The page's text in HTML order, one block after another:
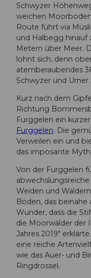
Schwyzer
weichen
Route führt via
und Halbegg hinauf
Metern über Meer.
lohnt sich, denn
atemberaubendes
Schwyzer und Urner
Kurz nach dem
Richtung
Furggelen ein
Furggelen. Die
Verweilen ein und
das imposante
Von der Furggelen
Weiden und
Böden, das beinahe
Wunder, dass die
die Moorwälder der
Jahres 2019"
eine reiche
wie das Auer- und
Ringdrossel.